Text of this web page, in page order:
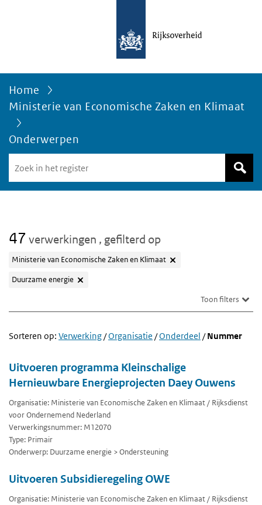
Home
Ministerie van Economische Zaken en Klimaat
Onderwerpen
in
het
47 verwerkingen , gefilterd op
Ministerie van Economische Zaken en Klimaat
Duurzame energie
Toon filters
Sorteren op: Verwerking/Organisatie /Onderdeel /Nummer
Uitvoeren programma Kleinschalige
Hernieuwbare Energieprojecten Daey Ouwens
Organisatie: Ministerie van Economische Zaken en Klimaat / Rijksdienst
voor Ondernemend Nederland
Verwerkingsnummer: M12070
Type: Primair
Onderwerp: Duurzame energie > Ondersteuning
Uitvoeren Subsidieregeling OWE
Organisatie: Ministerie van Economische Zaken en Klimaat / Rijksdienst